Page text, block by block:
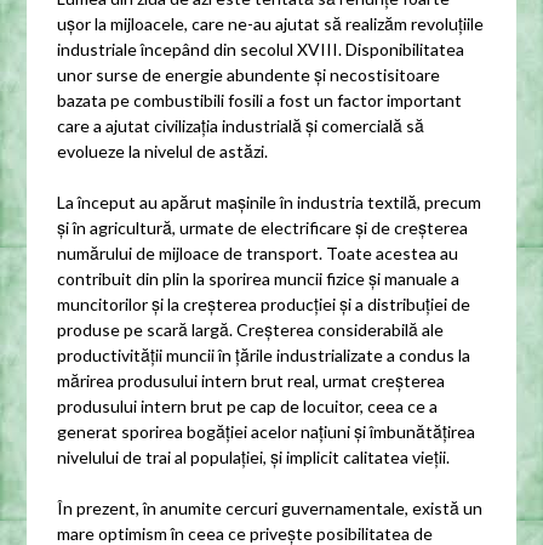
ușor la mijloacele, care ne-au ajutat să realizăm revoluțiile
industriale începând din secolul XVIII. Disponibilitatea
unor surse de energie abundente și necostisitoare
bazata pe combustibili fosili a fost un factor important
care a ajutat civilizația industrială și comercială să
evolueze la nivelul de astăzi.
La început au apărut mașinile în industria textilă, precum
și în agricultură, urmate de electrificare și de creșterea
numărului de mijloace de transport. Toate acestea au
contribuit din plin la sporirea muncii fizice și manuale a
muncitorilor și la creșterea producției și a distribuției de
produse pe scară largă. Creșterea considerabilă ale
productivității muncii în țările industrializate a condus la
mărirea produsului intern brut real, urmat creșterea
produsului intern brut pe cap de locuitor, ceea ce a
generat sporirea bogăției acelor națiuni și îmbunătățirea
nivelului de trai al populației, și implicit calitatea vieții.
În prezent, în anumite cercuri guvernamentale, există un
mare optimism în ceea ce privește posibilitatea de